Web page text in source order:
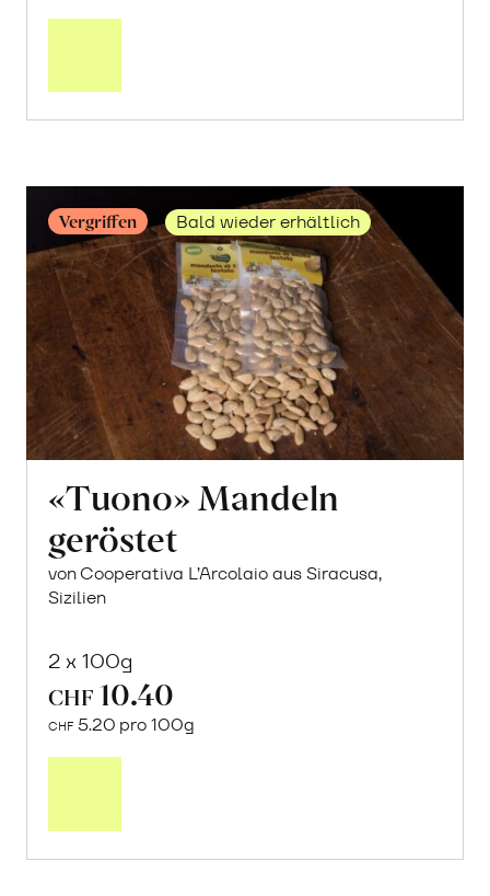
geschält
Vergriffen Bald wieder erhältlich
«Tuono» Mandeln
geröstet
von Cooperativa L’Arcolaio aus Siracusa,
Sizilien
2 x 100g
CHF 10.40
CHF 5.20 pro 100g
geröstet